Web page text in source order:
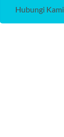
Hubungi Kami